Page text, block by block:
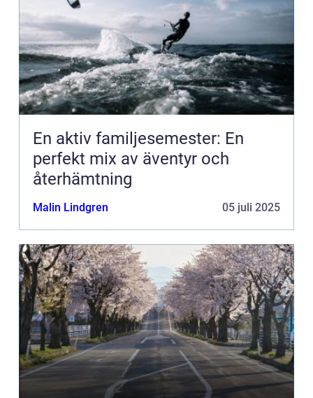
En aktiv familjesemester: En
perfekt mix av äventyr och
återhämtning
Malin Lindgren 05 juli 2025